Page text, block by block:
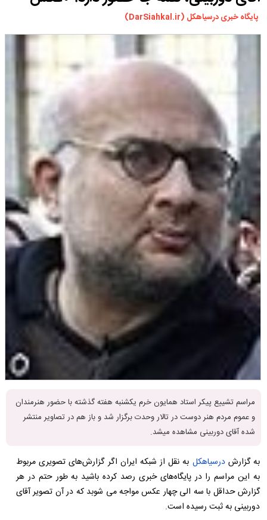
ورزشی
مسیر گردشگری دیلمان
پایگاه خبری درسیاهکل (DarSiahkal.ir)
مراسم تشییع پیکر استاد همایون خرم یکشنبه هفته گذشته با حضور هنرمندان
و عموم مردم هنر دوست در تالار وحدت برگزار شد و باز هم در تصاویر منتشر
شده آقای دوربینی مشاهده میشد.
به گزارشدرسیاهکل به نقل از شبکه ایران اگر گزارش‌های تصویری مربوط
به این مراسم را در پایگاه‌های خبری رصد کرده باشید به طور حتم در هر
گزارش حداقل با سه الی چهار عکس مواجه می شوبد که در آن تصویر آقای
دوربینی به ثبت رسیده است.